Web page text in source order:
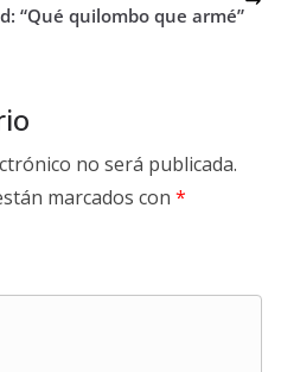
“Qué quilombo que armé”
no será publicada.
marcados con *